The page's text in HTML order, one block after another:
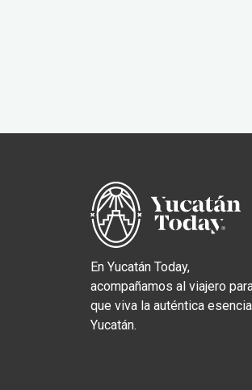
En Yucatán Today,
acompañamos al viajero
que viva la auténtica
Yucatán.